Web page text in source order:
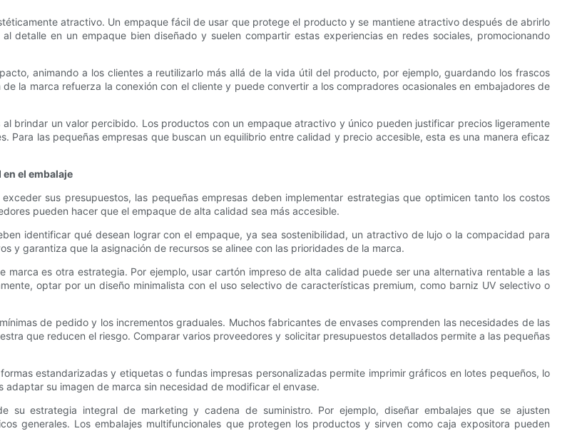
atractivo. Un empaque fácil de usar que protege el producto y se mantiene atractivo después de abrirlo
detalle en un empaque bien diseñado y suelen compartir estas experiencias en redes sociales, promocionando
animando a los clientes a reutilizarlo más allá de la vida útil del producto, por ejemplo, guardando los frascos
la marca refuerza la conexión con el cliente y puede convertir a los compradores ocasionales en embajadores de
brindar un valor percibido. Los productos con un empaque atractivo y único pueden justificar precios ligeramente
Para las pequeñas empresas que buscan un equilibrio entre calidad y precio accesible, esta es una manera eficaz
el embalaje
sus presupuestos, las pequeñas empresas deben implementar estrategias que optimicen tanto los costos
pueden hacer que el empaque de alta calidad sea más accesible.
identificar qué desean lograr con el empaque, ya sea sostenibilidad, un atractivo de lujo o la compacidad para
y garantiza que la asignación de recursos se alinee con las prioridades de la marca.
es otra estrategia. Por ejemplo, usar cartón impreso de alta calidad puede ser una alternativa rentable a las
optar por un diseño minimalista con el uso selectivo de características premium, como barniz UV selectivo o
de pedido y los incrementos graduales. Muchos fabricantes de envases comprenden las necesidades de las
que reducen el riesgo. Comparar varios proveedores y solicitar presupuestos detallados permite a las pequeñas
estandarizadas y etiquetas o fundas impresas personalizadas permite imprimir gráficos en lotes pequeños, lo
su imagen de marca sin necesidad de modificar el envase.
su estrategia integral de marketing y cadena de suministro. Por ejemplo, diseñar embalajes que se ajusten
generales. Los embalajes multifuncionales que protegen los productos y sirven como caja expositora pueden